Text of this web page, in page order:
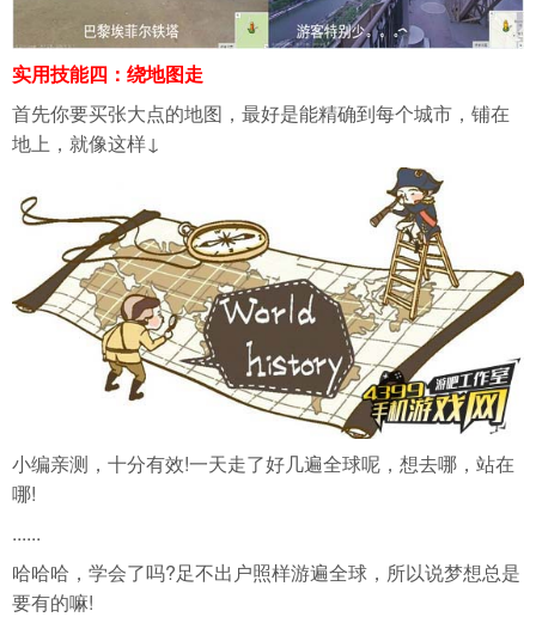
实用技能四：绕地图走
首先你要买张大点的地图，最好是能精确到每个城市，铺在
地上，就像这样↓
小编亲测，十分有效!一天走了好几遍全球呢，想去哪，站在
哪!
......
哈哈哈，学会了吗?足不出户照样游遍全球，所以说梦想总是
要有的嘛!